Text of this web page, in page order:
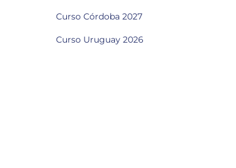
Curso Córdoba 2027
Curso Uruguay 2026